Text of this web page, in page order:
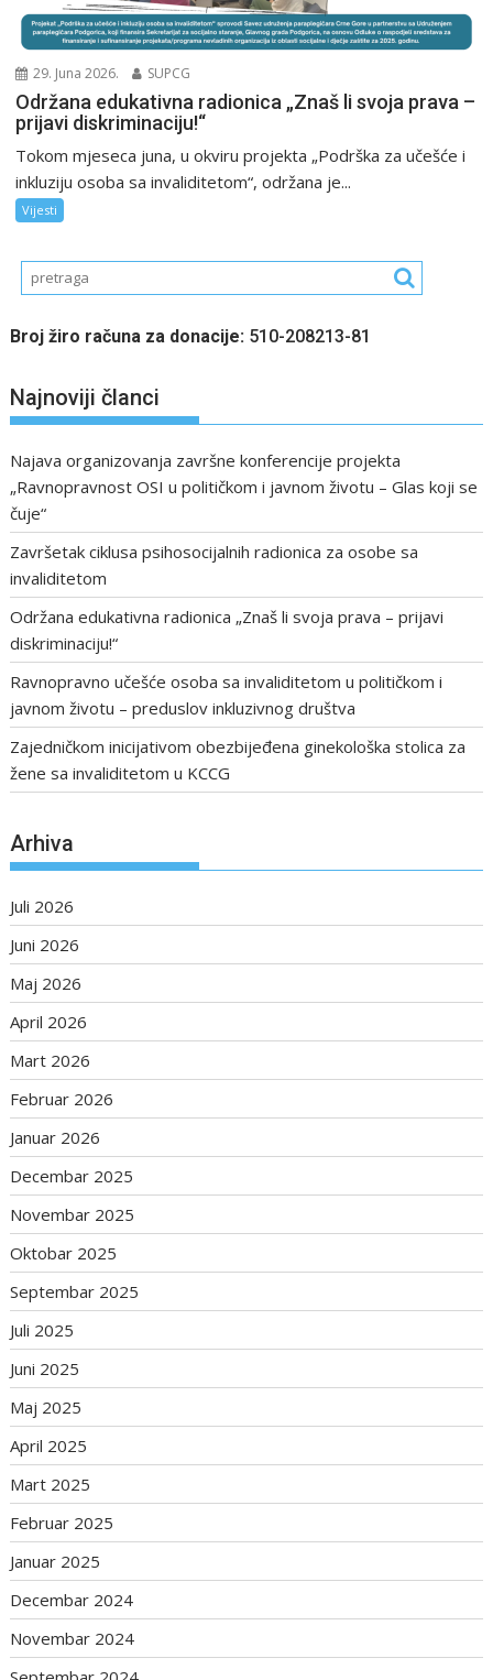
29. Juna 2026. SUPCG
Održana edukativna radionica „Znaš li svoja prava –
prijavi diskriminaciju!“
Tokom mjeseca juna, u okviru projekta „Podrška za učešće i
inkluziju osoba sa invaliditetom“, održana je...
Vijesti
Broj žiro računa za donacije: 510-208213-81
Najnoviji članci
Najava organizovanja završne konferencije projekta
„Ravnopravnost OSI u političkom i javnom životu – Glas koji se
čuje“
Završetak ciklusa psihosocijalnih radionica za osobe sa
invaliditetom
Održana edukativna radionica „Znaš li svoja prava – prijavi
diskriminaciju!“
Ravnopravno učešće osoba sa invaliditetom u političkom i
javnom životu – preduslov inkluzivnog društva
Zajedničkom inicijativom obezbijeđena ginekološka stolica za
žene sa invaliditetom u KCCG
Arhiva
Juli 2026
Juni 2026
Maj 2026
April 2026
Mart 2026
Februar 2026
Januar 2026
Decembar 2025
Novembar 2025
Oktobar 2025
Septembar 2025
Juli 2025
Juni 2025
Maj 2025
April 2025
Mart 2025
Februar 2025
Januar 2025
Decembar 2024
Novembar 2024